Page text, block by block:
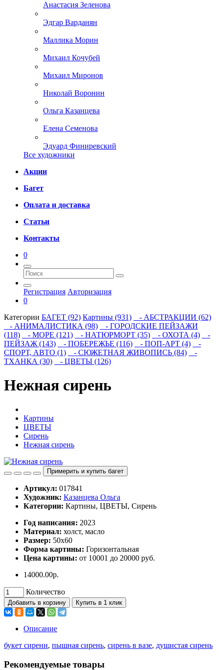
Анастасия Зеленова
Эдгар Варданян
Маллика Морин
Михаил Кочубей
Михаил Миронов
Николай Воронин
Ольга Казанцева
Елена Семенова
Эдуард Финиревский
Все художники
Акции
Багет
Оплата и доставка
Статьи
Контакты
0
Регистрация Авторизация
0
Категории БАГЕТ (92) Картины (931)
- АБСТРАКЦИИ (62)
- АНИМАЛИСТИКА (98)
- ГОРОДСКИЕ ПЕЙЗАЖИ
(118)
- МОРЕ (121) - НАТЮРМОРТ (35) - ОХОТА (4)
-
ПЕЙЗАЖ (143)
- ПОБЕРЕЖЬЕ (116) - ПОП-АРТ (4)
-
СПОРТ, АВТО (1)
- СЮЖЕТНАЯ ЖИВОПИСЬ (84)
-
ТХАНКА (30)
- ЦВЕТЫ (126)
Нежная сирень
Картины
ЦВЕТЫ
Сирень
Нежная сирень
Примерить и купить багет
Артикул: 017841
Художник: Казанцева Ольга
Категории: Картины, ЦВЕТЫ, Сирень
Год написания: 2023
Материал: холст, масло
Размер: 50х60
Форма картины: Горизонтальная
Цена картины: от 10001 до 20000 руб.
14000.00р.
Количество
Добавить в корзину Купить в 1 клик
Описание
букет сирени, пышная сирень, сирень в вазе, душистая сирень
Рекомендуемые товары